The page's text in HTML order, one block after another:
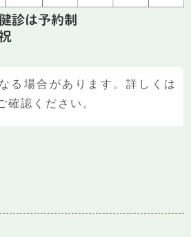
る場合があります。詳しくは
認ください。